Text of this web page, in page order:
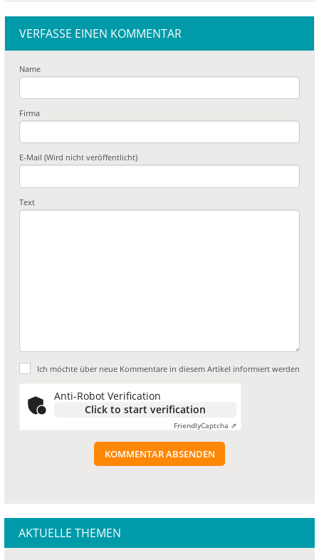
VERFASSE EINEN KOMMENTAR
Name
Firma
E-Mail (Wird nicht veröffentlicht)
Text
Ich möchte über neue Kommentare in diesem Artikel informiert werden
Anti-Robot Verification
Click to start verification
FriendlyCaptcha ⇗
KOMMENTAR ABSENDEN
AKTUELLE THEMEN